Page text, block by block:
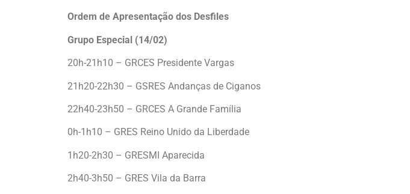
Ordem de Apresentação dos Desfiles
Grupo Especial (14/02)
20h-21h10 – GRCES Presidente Vargas
21h20-22h30 – GSRES Andanças de Ciganos
22h40-23h50 – GRCES A Grande Família
0h-1h10 – GRES Reino Unido da Liberdade
1h20-2h30 – GRESMI Aparecida
2h40-3h50 – GRES Vila da Barra